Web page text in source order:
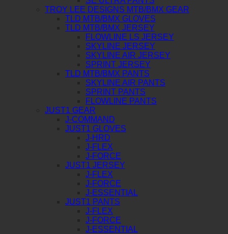
TROY LEE DESIGNS MTB/BMX GEAR
TLD MTB/BMX GLOVES
TLD MTB/BMX JERSEY
FLOWLINE LS JERSEY
SKYLINE JERSEY
SKYLINE AIR JERSEY
SPRINT JERSEY
TLD MTB/BMX PANTS
SKYLINE AIR PANTS
SPRINT PANTS
FLOWLINE PANTS
JUST1 GEAR
J-COMMAND
JUST1 GLOVES
J-HRD
J-FLEX
J-FORCE
JUST1 JERSEY
J-FLEX
J-FORCE
J-ESSENTIAL
JUST1 PANTS
J-FLEX
J-FORCE
J-ESSENTIAL